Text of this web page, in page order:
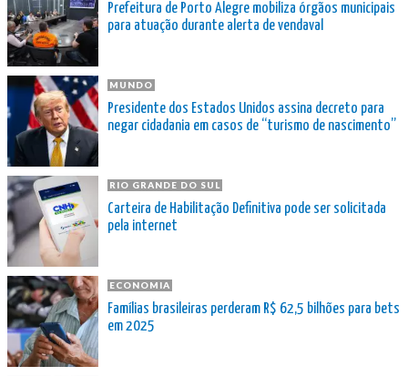
Prefeitura de Porto Alegre mobiliza órgãos municipais
para atuação durante alerta de vendaval
MUNDO
Presidente dos Estados Unidos assina decreto para
negar cidadania em casos de “turismo de nascimento”
RIO GRANDE DO SUL
Carteira de Habilitação Definitiva pode ser solicitada
pela internet
ECONOMIA
Famílias brasileiras perderam R$ 62,5 bilhões para bets
em 2025